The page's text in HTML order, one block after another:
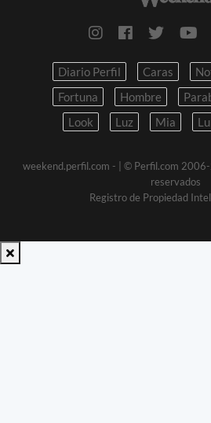
Diario Perfil Caras
Fortuna
Hombre
Look
Luz Mia
weekend.perfil.com -
| © Perfil.com
reservados
Registro de Propiedad